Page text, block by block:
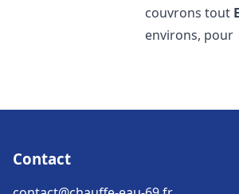
couvrons tout
environs, pour
Contact